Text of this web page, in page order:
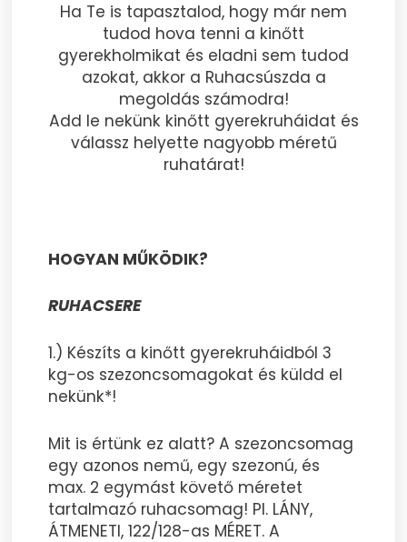
Ha Te is tapasztalod, hogy már nem
tudod hova tenni a kinőtt
gyerekholmikat és eladni sem tudod
azokat, akkor a Ruhacsúszda a
megoldás számodra!
Add le nekünk kinőtt gyerekruháidat és
válassz helyette nagyobb méretű
ruhatárat!
HOGYAN MŰKÖDIK?
RUHACSERE
1.) Készíts a kinőtt gyerekruháidból 3
kg-os szezoncsomagokat és küldd el
nekünk*!
Mit is értünk ez alatt? A szezoncsomag
egy azonos nemű, egy szezonú, és
max. 2 egymást követő méretet
tartalmazó ruhacsomag! Pl. LÁNY,
ÁTMENETI, 122/128-as MÉRET. A